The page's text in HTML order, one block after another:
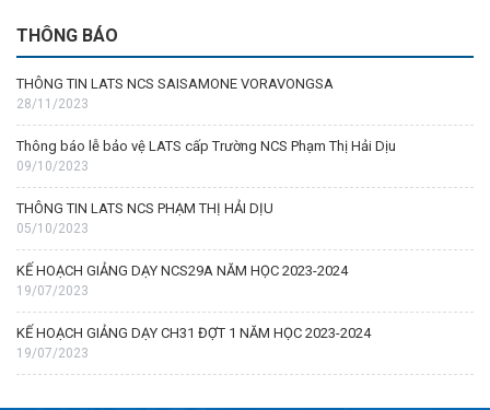
THÔNG BÁO
THÔNG TIN LATS NCS SAISAMONE VORAVONGSA
28/11/2023
Thông báo lễ bảo vệ LATS cấp Trường NCS Phạm Thị Hải Dịu
09/10/2023
THÔNG TIN LATS NCS PHẠM THỊ HẢI DỊU
05/10/2023
KẾ HOẠCH GIẢNG DẠY NCS29A NĂM HỌC 2023-2024
19/07/2023
KẾ HOẠCH GIẢNG DẠY CH31 ĐỢT 1 NĂM HỌC 2023-2024
19/07/2023